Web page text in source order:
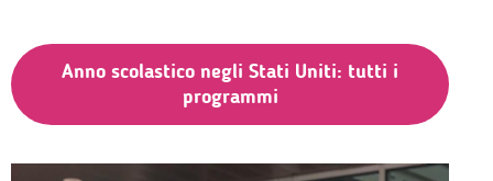
Anno scolastico negli Stati Uniti: tutti i
programmi